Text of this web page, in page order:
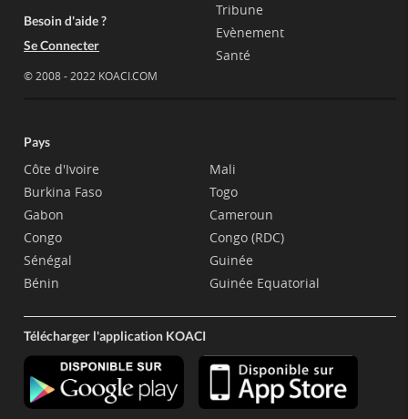
Besoin d'aide ?
Se Connecter
© 2008 - 2022 KOACI.COM
Tribune
Evènement
Santé
Pays
Côte d'Ivoire
Burkina Faso
Gabon
Congo
Sénégal
Bénin
Mali
Togo
Cameroun
Congo (RDC)
Guinée
Guinée Equatorial
Télécharger l'application KOACI